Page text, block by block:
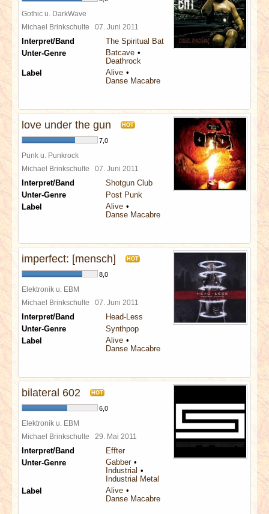
Gothic u. DarkWave
Michael Brinkschulte 07. Juni 2011
Interpret/Band
The Spiritual Bat
Unter-Genre
Batcave
Deathrock
Label
Alive
Danse Macabre
love under the gun HOT
7,0
Punk u. Punkrock
Michael Brinkschulte 07. Juni 2011
Interpret/Band
Shotgun Club
Unter-Genre
Post Punk
Label
Alive
Danse Macabre
imperfect: [mensch] HOT
8,0
Elektronik u. EBM
Michael Brinkschulte 07. Juni 2011
Interpret/Band
Head-Less
Unter-Genre
Synthpop
Label
Alive
Danse Macabre
bilateral 602 HOT
6,0
Elektronik u. EBM
Michael Brinkschulte 29. Mai 2011
Interpret/Band
Effter
Unter-Genre
Gabber
Industrial
Industrial Metal
Label
Alive
Danse Macabre